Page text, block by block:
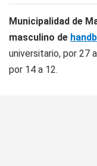
Municipalidad de
masculino de
universitario, por 27
por 14 a 12.